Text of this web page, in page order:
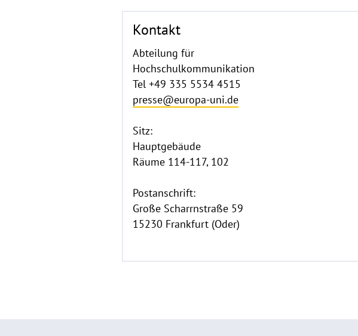
Kontakt
Abteilung für
Hochschulkommunikation
Tel +49 335 5534 4515
presse@europa-uni.de
Sitz:
Hauptgebäude
Räume 114-117, 102
Postanschrift:
Große Scharrnstraße 59
15230 Frankfurt (Oder)